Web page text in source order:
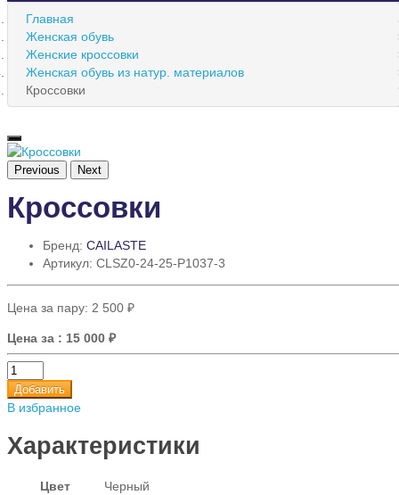
Главная
Женская обувь
Женские кроссовки
Женская обувь из натур. материалов
Кроссовки
Previous Next
Кроссовки
Бренд: CAILASTE
Артикул: CLSZ0-24-25-P1037-3
Цена за пару: 2 500 ₽
Цена за : 15 000 ₽
Добавить
В избранное
Характеристики
Цвет
Черный